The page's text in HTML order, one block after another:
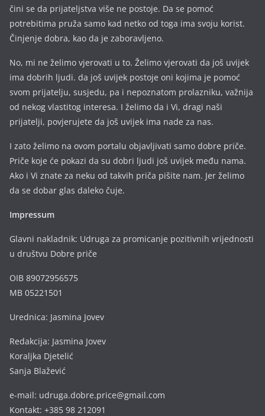
čini se da prijateljstva više ne postoje. Da se pomoć
potrebitima pruža samo kad netko od toga ima svoju korist.
Činjenje dobra, kao da je zaboravljeno.
No, mi ne želimo vjerovati u to. Želimo vjerovati da još uvijek
ima dobrih ljudi. da još uvijek postoje oni kojima je pomoć
svom prijatelju, susjedu, pa i nepoznatom prolazniku, važnija
od nekog vlastitog interesa. I želimo da i Vi, dragi naši
prijatelji, povjerujete da još uvijek ima nade za nas.
I zato želimo na ovom portalu objavljivati samo dobre priče.
Priče koje će pokazi da su dobri ljudi još uvijek među nama.
Ako i Vi znate za neku od takvih priča pišite nam. Jer želimo
da se dobar glas daleko čuje.
Impressum
Glavni nakladnik: Udruga za promicanje pozitivnih vrijednosti
u društvu Dobre priče
OIB 89072956575
MB 05221501
Urednica: Jasmina Jovev
Redakcija: Jasmina Jovev
Koraljka Djetelić
Sanja Blažević
e-mail: udruga.dobre.price@gmail.com
Kontakt: +385 98 212091